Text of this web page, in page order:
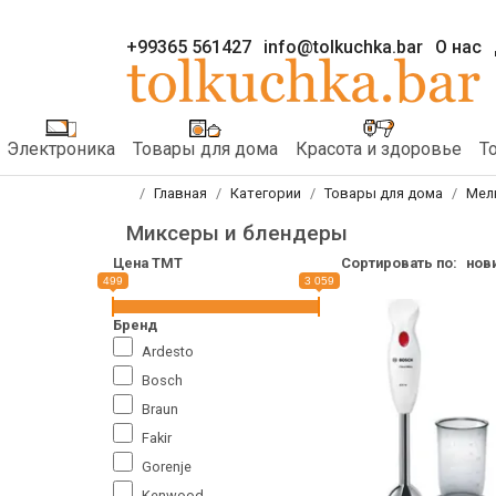
+99365 561427 info@tolkuchka.bar О нас
Электроника Товары для дома Красота и здоровье
Главная Категории Товары для дома
Миксеры и блендеры
Цена TMT
499 3 059
Бренд
Ardesto
Bosch
Braun
Fakir
Gorenje
Сортировать по: